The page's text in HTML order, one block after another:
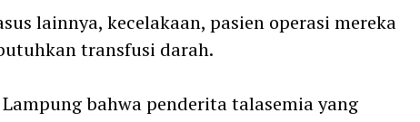
lainnya, kecelakaan, pasien operasi mereka
transfusi darah.
bahwa penderita talasemia yang